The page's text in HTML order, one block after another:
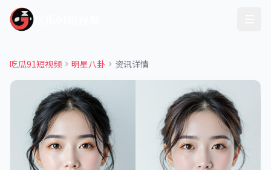
吃瓜91短视频 明星八卦 资讯详情